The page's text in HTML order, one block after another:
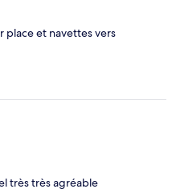
place et navettes vers
très très agréable